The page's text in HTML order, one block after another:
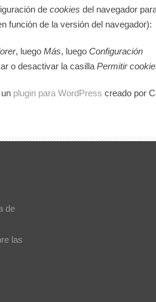
de cookies del navegador
función de la versión del navegador):
, luego Más, luego Configuración
o desactivar la casilla Permitir
plugin para WordPress creado por
de
las